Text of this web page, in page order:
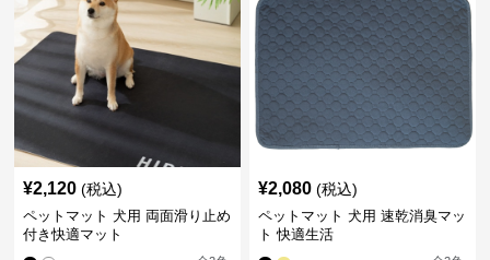
¥2,120 (税込)
ペットマット 犬用 両面滑り止め
付き快適マット
¥2,080 (税込)
ペットマット 犬用 速乾消臭マッ
ト 快適生活